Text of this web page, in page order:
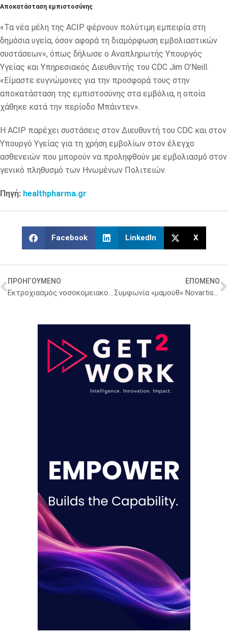
Αποκατάσταση εμπιστοσύνης
«Τα νέα μέλη της ACIP φέρνουν πολύτιμη εμπειρία στη
δημόσια υγεία, όσον αφορά τη διαμόρφωση εμβολιαστικών
συστάσεων», όπως δήλωσε ο Αναπληρωτής Υπουργός
Υγείας και Υπηρεσιακός Διευθυντής του CDC Jim O’Neill.
«Είμαστε ευγνώμονες για την προσφορά τους στην
αποκατάσταση της εμπιστοσύνης στα εμβόλια, η οποία
χάθηκε κατά την περίοδο Μπάιντεν».
Η ACIP παρέχει συστάσεις στον Διευθυντή του CDC και στον
Υπουργό Υγείας για τη χρήση εμβολίων στον έλεγχο
ασθενειών που μπορούν να προληφθούν με εμβολιασμό στον
γενικό πληθυσμό των Ηνωμένων Πολιτειών.
Πηγή: healthpharma.gr
Facebook LinkedIn X
ΠΡΟΗΓΟΥΜΕΝΟ
Εκτροχιασμός νοσοκομειακού Clawback – Στο κόκκινο η πρόσβαση ασθενών σε καινοτόμες θεραπείες
ΕΠΟΜΕΝΟ
Συμφωνία «μαμούθ» Novartis με Monte Rosa – Επένδυση 5,7 δισ.